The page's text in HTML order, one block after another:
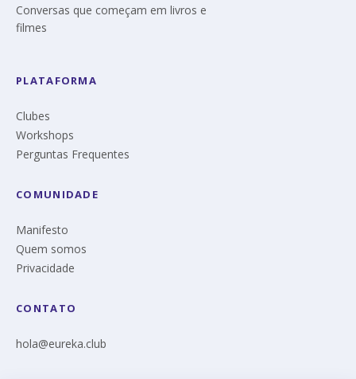
Conversas que começam em livros e
filmes
PLATAFORMA
Clubes
Workshops
Perguntas Frequentes
COMUNIDADE
Manifesto
Quem somos
Privacidade
CONTATO
hola@eureka.club